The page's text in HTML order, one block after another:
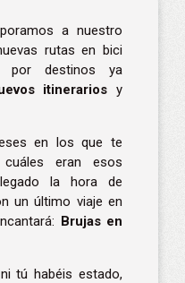
a nuestro
rutas en bici
por destinos ya
itinerarios y
en los que te
eran esos
la hora de
un último viaje en
Brujas en
tú habéis estado,